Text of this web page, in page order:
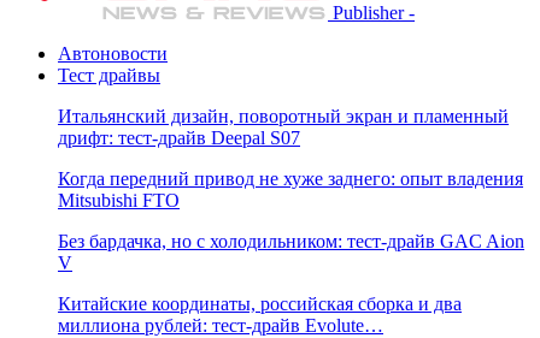
Publisher -
Автоновости
Тест драйвы
Итальянский дизайн, поворотный экран и пламенный
дрифт: тест-драйв Deepal S07
Когда передний привод не хуже заднего: опыт владения
Mitsubishi FTO
Без бардачка, но с холодильником: тест-драйв GAC Aion
V
Китайские координаты, российская сборка и два
миллиона рублей: тест-драйв Evolute…